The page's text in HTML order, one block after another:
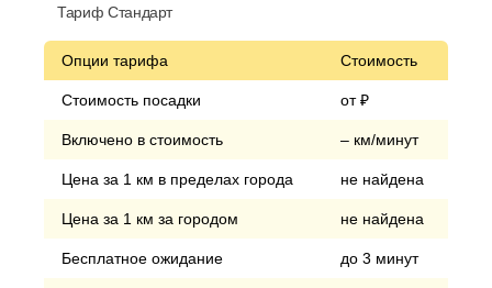
Тариф Стандарт
Опции тарифа Стоимость
Стоимость посадки от ₽
Включено в стоимость – км/минут
Цена за 1 км в пределах города не найдена
Цена за 1 км за городом не найдена
Бесплатное ожидание до 3 минут